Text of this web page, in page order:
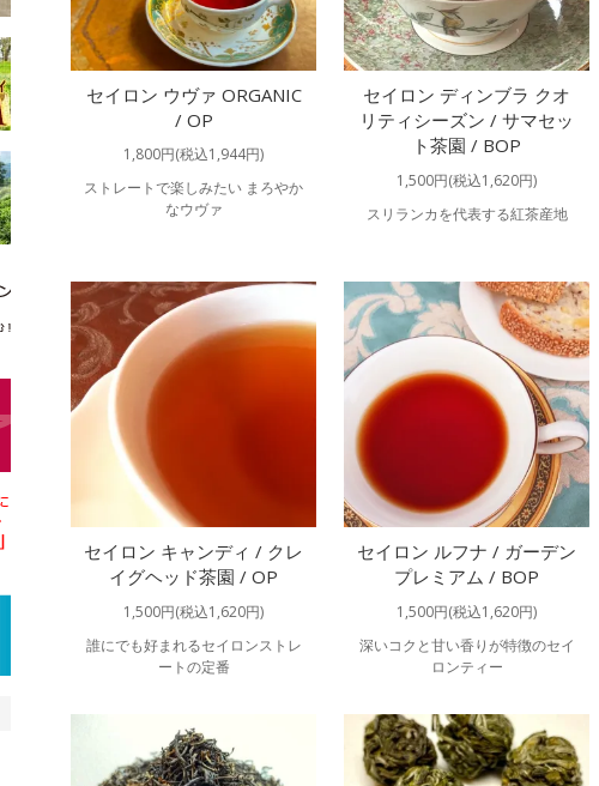
セイロン ウヴァ ORGANIC
/ OP
1,800円(税込1,944円)
ストレートで楽しみたい まろやか
なウヴァ
セイロン ディンブラ クオ
リティシーズン / サマセッ
ト茶園 / BOP
1,500円(税込1,620円)
スリランカを代表する紅茶産地
セイロン キャンディ / クレ
イグヘッド茶園 / OP
1,500円(税込1,620円)
誰にでも好まれるセイロンストレ
ートの定番
セイロン ルフナ / ガーデン
プレミアム / BOP
1,500円(税込1,620円)
深いコクと甘い香りが特徴のセイ
ロンティー